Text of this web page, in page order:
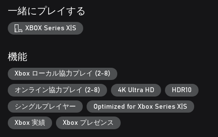
秘密の扉の向こうを確かめてみるか？森から聞こえてくる叫び
声の正体を調べるか？友のために命を懸けるか、逃げて生き延
びるか？大きな選択と小さな選択。すべてがストーリーに影響
を与え、最後まで生き延びるのは誰か。
目が離せない映画のような体験
最新のフェイシャルキャプチャー技術と映画さながらのライテ
ィング技術、そしてハリウッドで活躍している俳優陣の素晴ら
しい演技が組み合わさることにより、ハケット採石場での恐怖
体験はリアリティ溢れるものとなっています。
仲間たちとホラー体験を共有
最大7人のフレンドと力を合わせ、オンラインでプレイ可能*。
招待されたプレイヤーは、ゲームを見ながら重要な選択が必要
一緒にプレイする
XBOX Series X|S
機能
Xbox ローカル協力プレイ (2-8)
オンライン協力プレイ (2-8) 4K Ultra HD HDR10
シングルプレイヤー Optimized for Xbox Series X|S
Xbox 実績 Xbox プレゼンス